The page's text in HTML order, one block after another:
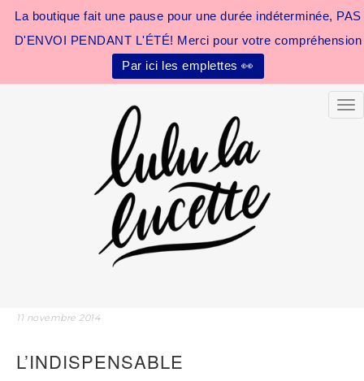
La boutique fait une pause pour une durée indéterminée, PAS
D'ENVOI PENDANT L'ÉTÉ! Merci pour votre compréhension
Par ici les emplettes 👀
11 novembre 2014
L’INDISPENSABLE